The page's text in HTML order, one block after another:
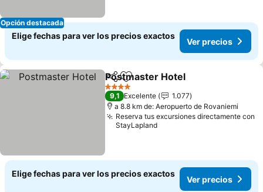
Opción destacada
Elige fechas para ver los precios exactos
Ver precios
CompartirAgregar a favoritos
Postmaster Hotel
4 Estrellas
9,1 Excelente
1.077
a 8.8 km de: Aeropuerto de Rovaniemi
Reserva tus excursiones directamente con
StayLapland
Elige fechas para ver los precios exactos
Ver precios